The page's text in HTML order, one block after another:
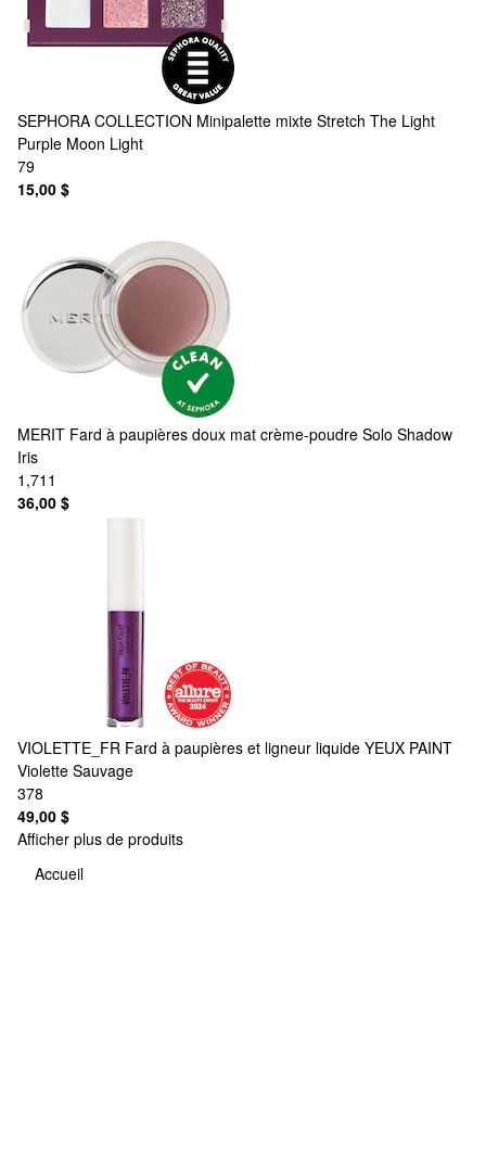
SEPHORA COLLECTION Minipalette mixte Stretch The Light
Purple Moon Light
79
15,00 $
MERIT Fard à paupières doux mat crème-poudre Solo Shadow
Iris
1,711
36,00 $
VIOLETTE_FR Fard à paupières et ligneur liquide YEUX PAINT
Violette Sauvage
378
49,00 $
Afficher plus de produits
Accueil